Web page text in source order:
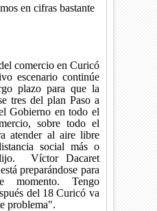
en cifras bastante
comercio en Curicó
escenario continúe
plazo para que la
tres del plan Paso a
Gobierno en todo el
sobre todo el
atender al aire libre
social más o
Víctor Dacaret
preparándose para
momento. Tengo
del 18 Curicó va
problema".